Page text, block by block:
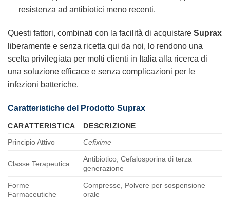
resistenza ad antibiotici meno recenti.
Questi fattori, combinati con la facilità di acquistare Suprax
liberamente e senza ricetta qui da noi, lo rendono una
scelta privilegiata per molti clienti in Italia alla ricerca di
una soluzione efficace e senza complicazioni per le
infezioni batteriche.
Caratteristiche del Prodotto Suprax
CARATTERISTICA
DESCRIZIONE
Principio Attivo
Cefixime
Classe Terapeutica
Antibiotico, Cefalosporina di terza
generazione
Forme
Farmaceutiche
Compresse, Polvere per sospensione
orale